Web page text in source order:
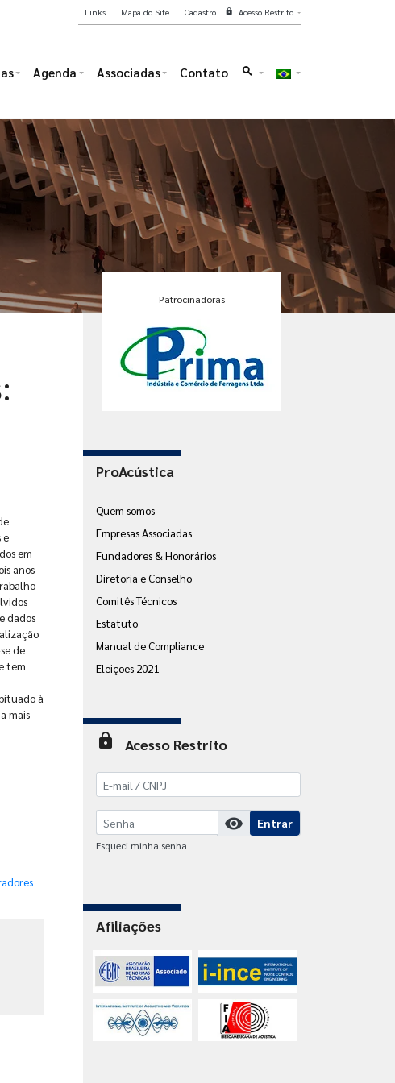
Agenda Associadas Contato search
Links Mapa do Site Cadastro lock Acesso Restrito
e
em
anos
dados
de
tem
à
mais
Patrocinadoras
ProAcústica
Quem somos
Empresas Associadas
Fundadores & Honorários
Diretoria e Conselho
Comitês Técnicos
Estatuto
Manual de Compliance
Eleições 2021
lock Acesso Restrito
visibility Entrar
Esqueci minha senha
Afiliações